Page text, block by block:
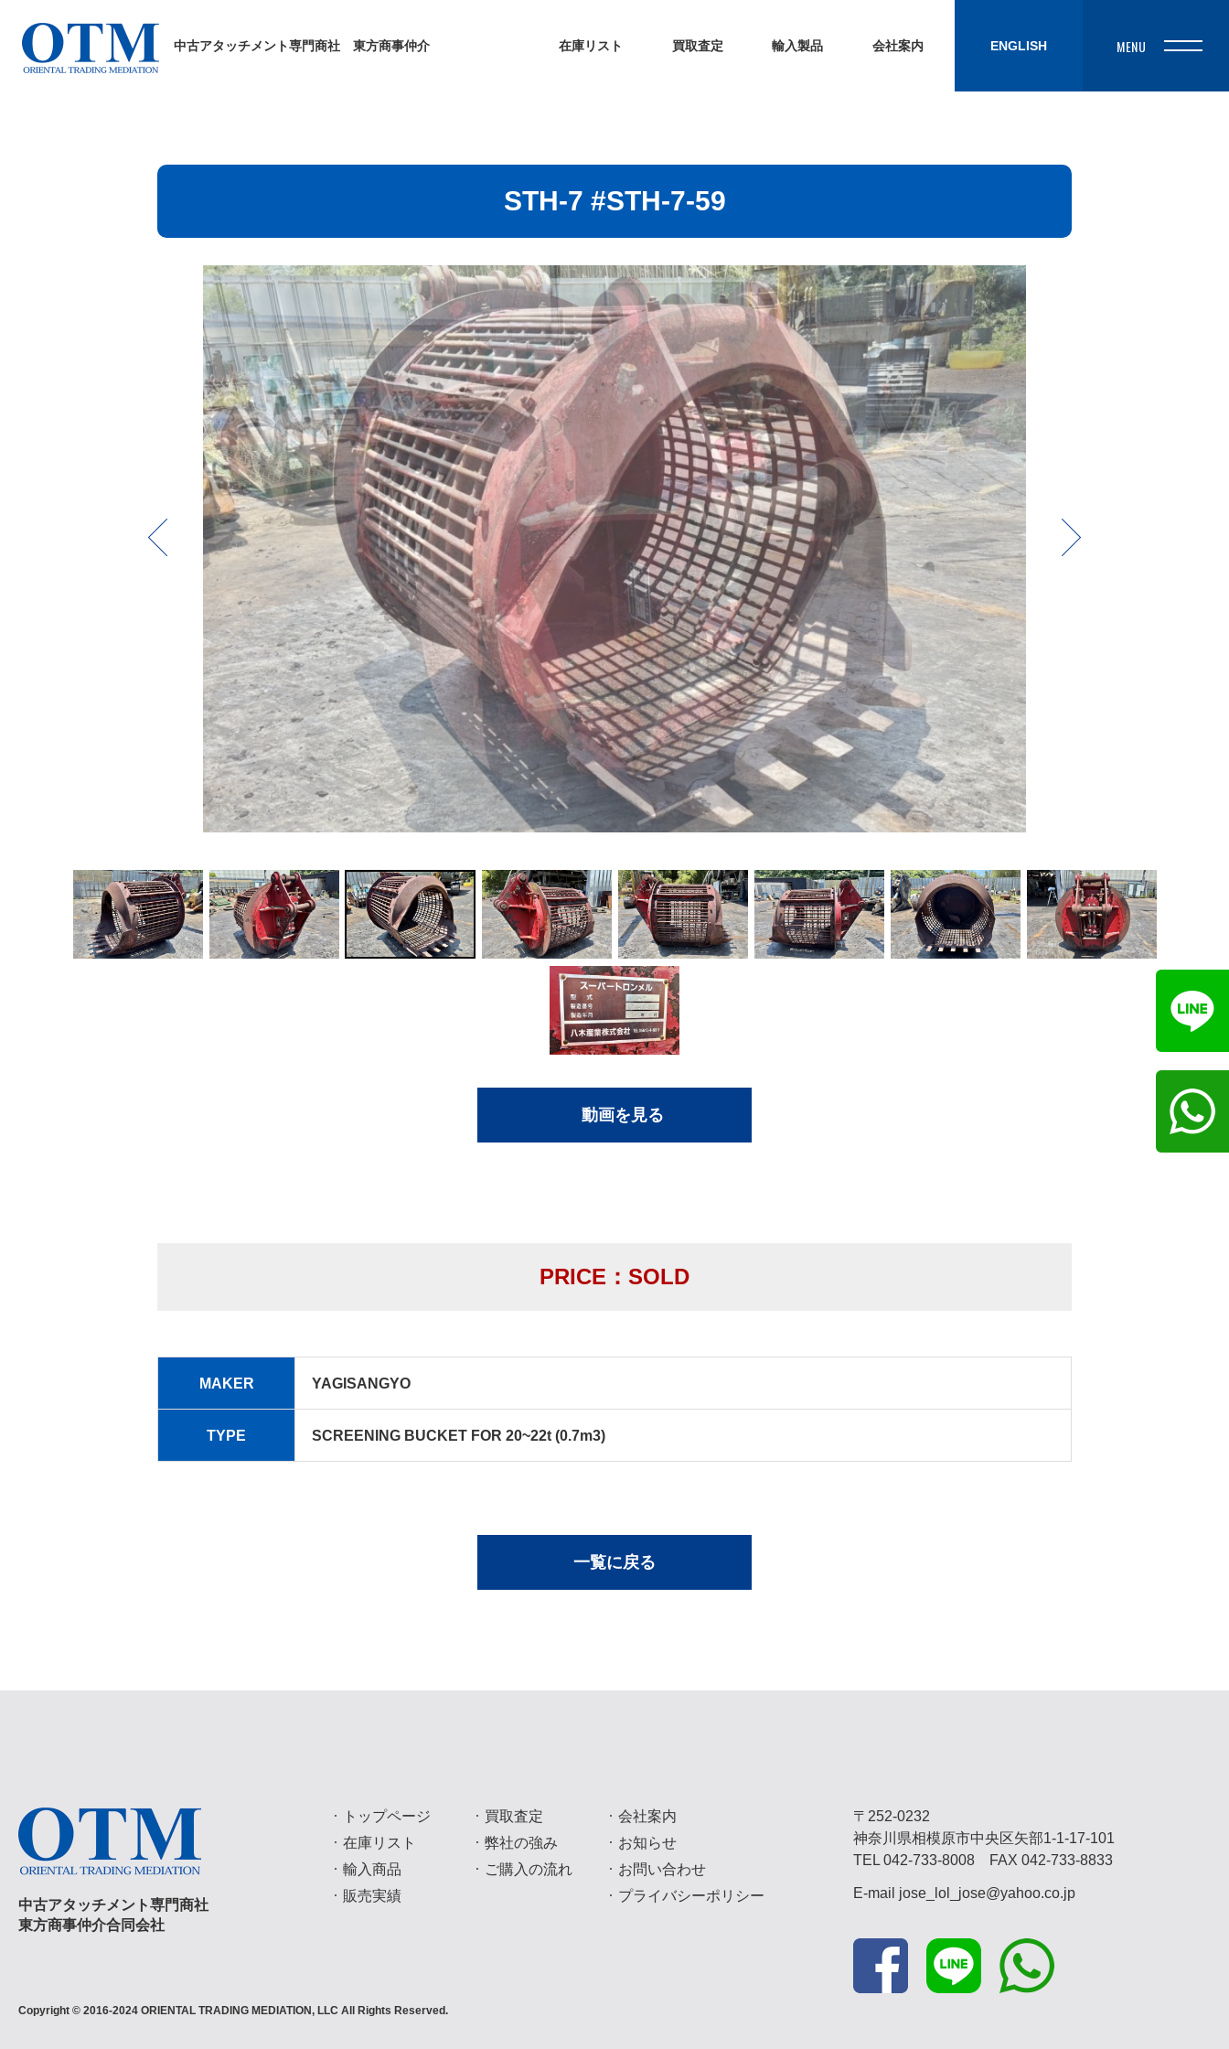
中古アタッチメント専門商社 東方商事仲介 在庫リスト 買取査定 輸入製品 会社案内 ENGLISH
STH-7 #STH-7-59
動画を見る
PRICE：SOLD
MAKER YAGISANGYO
TYPE SCREENING BUCKET FOR 20~22t (0.7m3)
一覧に戻る
中古アタッチメント専門商社
東方商事仲介合同会社
トップページ
在庫リスト
輸入商品
販売実績
買取査定
弊社の強み
ご購入の流れ
会社案内
お知らせ
お問い合わせ
プライバシーポリシー
〒252-0232
神奈川県相模原市中央区矢部1-1-17-101
TEL 042-733-8008FAX 042-733-8833
E-mail jose_lol_jose@yahoo.co.jp
Copyright © 2016-2024 ORIENTAL TRADING MEDIATION, LLC All Rights Reserved.